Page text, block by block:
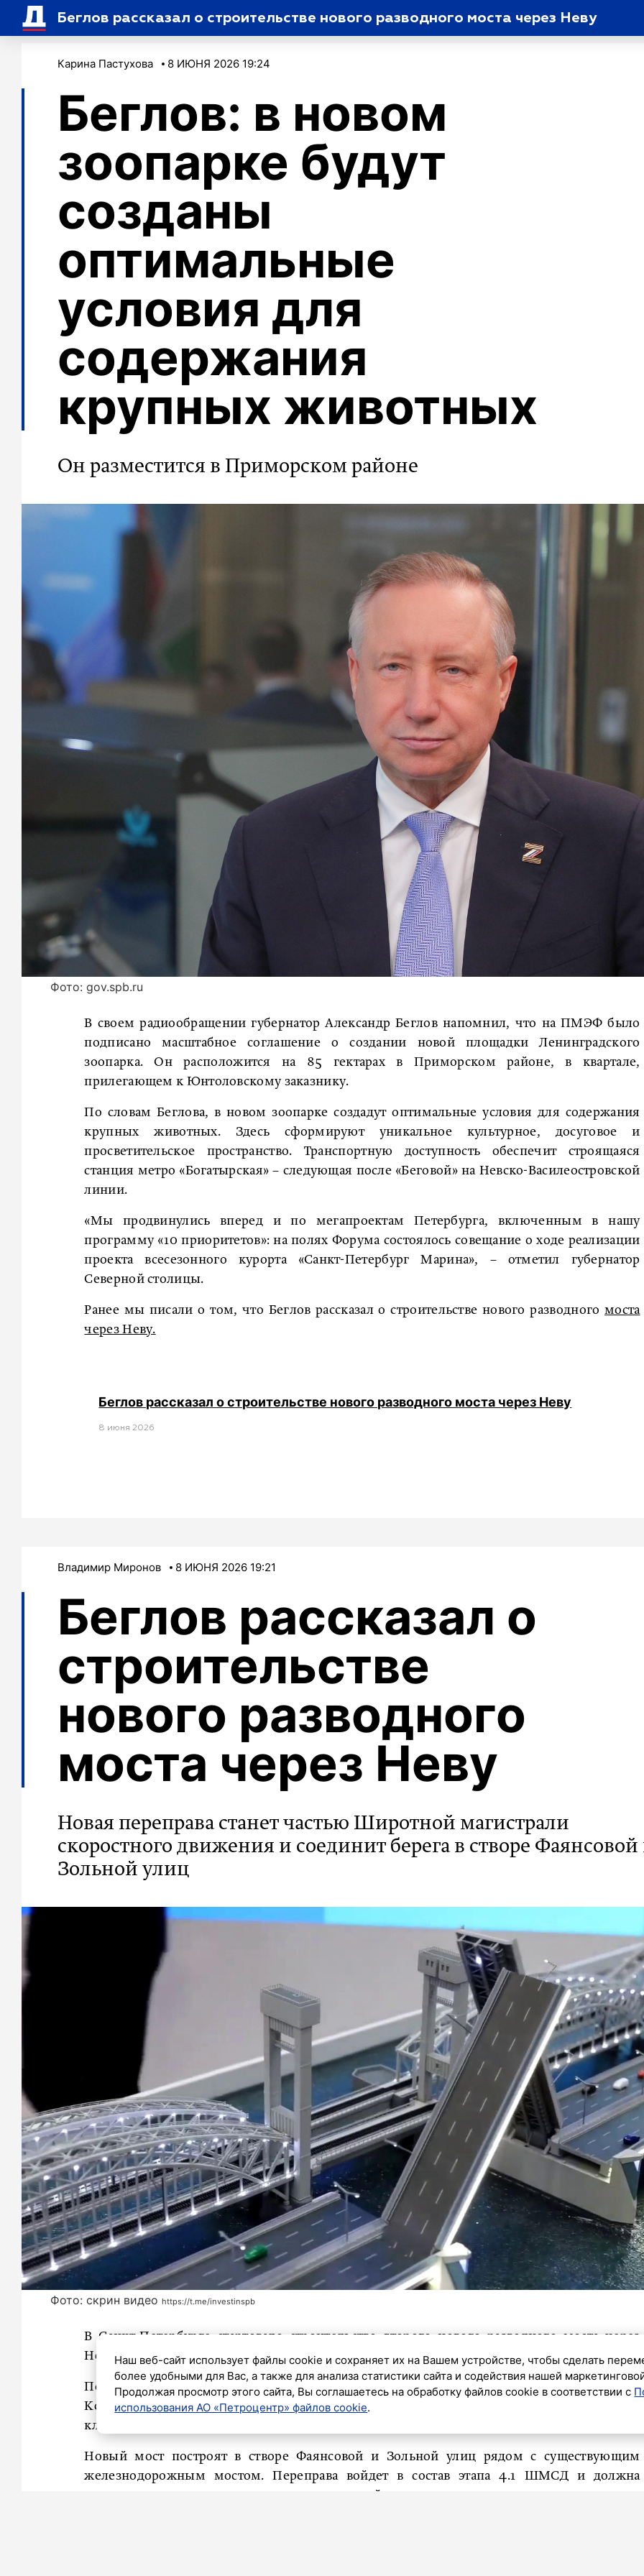
Беглов рассказал о строительстве нового разводного моста через Неву
Карина Пастухова 8 ИЮНЯ 2026 19:24
Беглов: в новом
зоопарке будут
созданы
оптимальные
условия для
содержания
крупных животных
Он разместится в Приморском районе
Фото: gov.spb.ru
В своем радиообращении губернатор Александр Беглов напомнил, что на ПМЭФ было
подписано масштабное соглашение о создании новой площадки Ленинградского
зоопарка. Он расположится на 85 гектарах в Приморском районе, в квартале,
прилегающем к Юнтоловскому заказнику.
По словам Беглова, в новом зоопарке создадут оптимальные условия для содержания
крупных животных. Здесь сформируют уникальное культурное, досуговое и
просветительское пространство. Транспортную доступность обеспечит строящаяся
станция метро «Богатырская» – следующая после «Беговой» на Невско-Василеостровской
линии.
«Мы продвинулись вперед и по мегапроектам Петербурга, включенным в нашу
программу «10 приоритетов»: на полях Форума состоялось совещание о ходе реализации
проекта всесезонного курорта «Санкт-Петербург Марина», – отметил губернатор
Северной столицы.
Ранее мы писали о том, что Беглов рассказал о строительстве нового разводногомоста
через Неву.
Беглов рассказал о строительстве нового разводного моста через Неву
8 июня 2026
Владимир Миронов 8 ИЮНЯ 2026 19:21
Беглов рассказал о
строительстве
нового разводного
моста через Неву
Новая переправа станет частью Широтной магистрали
скоростного движения и соединит берега в створе Фаянсовой
Зольной улиц
Фото: скрин видео https://t.me/investinspb
В Санкт-Петербурге стартовало строительство второго нового разводного моста через
Неву, рассказал в еженедельном обращении губернатор Александр Беглов.
По его словам, 5 июня вместе с президентом – председателем правления ВТБ Андреем
Костинымбыл дан официальный стартреализации проекта, который станет одной из
ключевых частей Широтной магистрали скоростного движения.
Новый мост построят в створе Фаянсовой и Зольной улиц рядом с существующим
железнодорожным мостом. Переправа войдет в состав этапа 4.1 ШМСД и должна
улучшить транспортную связанность между районами города.
Наш веб-сайт использует файлы cookie и сохраняет их на Вашем устройстве, чтобы сделать
более удобными для Вас, а также для анализа статистики сайта и содействия нашей
Продолжая просмотр этого сайта, Вы соглашаетесь на обработку файлов cookie в соответствии с
использования АО «Петроцентр» файлов cookie.